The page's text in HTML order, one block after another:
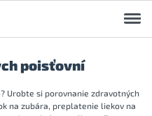
poisťovní
Urobte si porovnanie zdravotných
na zubára, preplatenie liekov na